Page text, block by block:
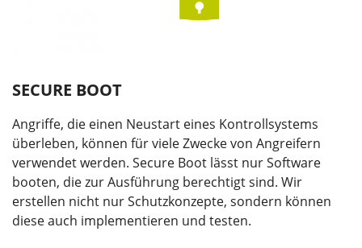
SECURE BOOT
Angriffe, die einen Neustart eines Kontrollsystems
überleben, können für viele Zwecke von Angreifern
verwendet werden. Secure Boot lässt nur Software
booten, die zur Ausführung berechtigt sind. Wir
erstellen nicht nur Schutzkonzepte, sondern können
diese auch implementieren und testen.